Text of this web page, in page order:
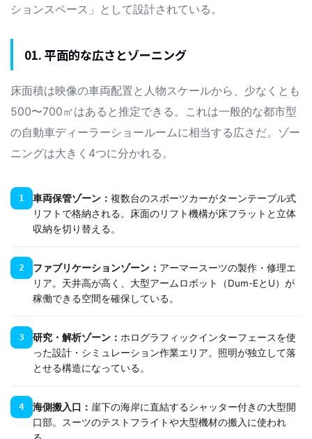
ションスペース」として設計されている。
01. 平面的な広さとゾーニング
床面積は映像の車両配置と人物スケールから、少なくとも
500〜700㎡はあると推定できる。これは一般的な都市型
の自動車ディーラーショールームに相当する広さだ。ゾー
ニングは大きく4つに分かれる。
1 車両保管ゾーン： 複数台のスポーツカーがターンテーブル式
リフトで格納される。床面のリフト機構が床フラットと立体
収納を切り替える。
2 ファブリケーションゾーン： アーマースーツの製作・修理エ
リア。天井高が高く、大型アームロボット（Dum-EとU）が
稼働できる空間を確保している。
3 研究・解析ゾーン： ホログラフィックインターフェースを使
った設計・シミュレーション作業エリア。照明が独立して落
とせる構造になっている。
4 海側搬入口： 崖下の海岸に直結するシャッター付きの大型開
口部。スーツのテストフライトや大型機材の搬入に使われ